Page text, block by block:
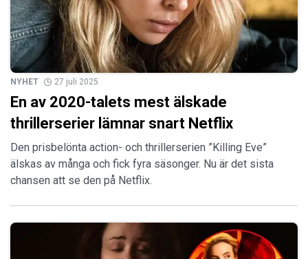
NYHET 27 juli 2025
En av 2020-talets mest älskade
thrillerserier lämnar snart Netflix
Den prisbelönta action- och thrillerserien ”Killing Eve”
älskas av många och fick fyra säsonger. Nu är det sista
chansen att se den på Netflix.